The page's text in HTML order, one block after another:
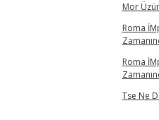
Mor
Roma
Roma
Tse Ne